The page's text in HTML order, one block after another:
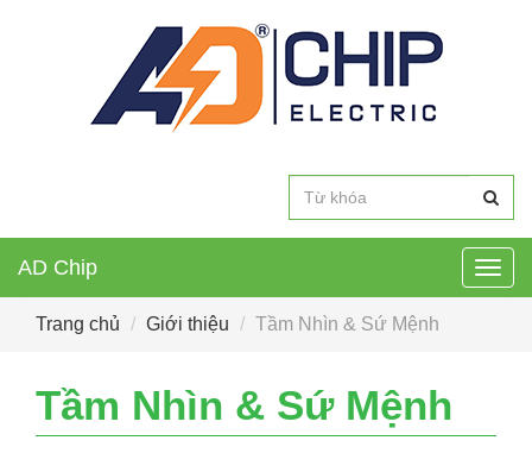
AD Chip
Trang chủ Giới thiệu Tầm Nhìn & Sứ Mệnh
Tầm Nhìn & Sứ Mệnh